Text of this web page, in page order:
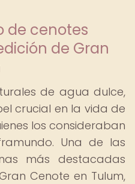
de cenotes
de Gran
de agua dulce,
crucial en la vida de
los consideraban
Una de las
más destacadas
Cenote en Tulum,